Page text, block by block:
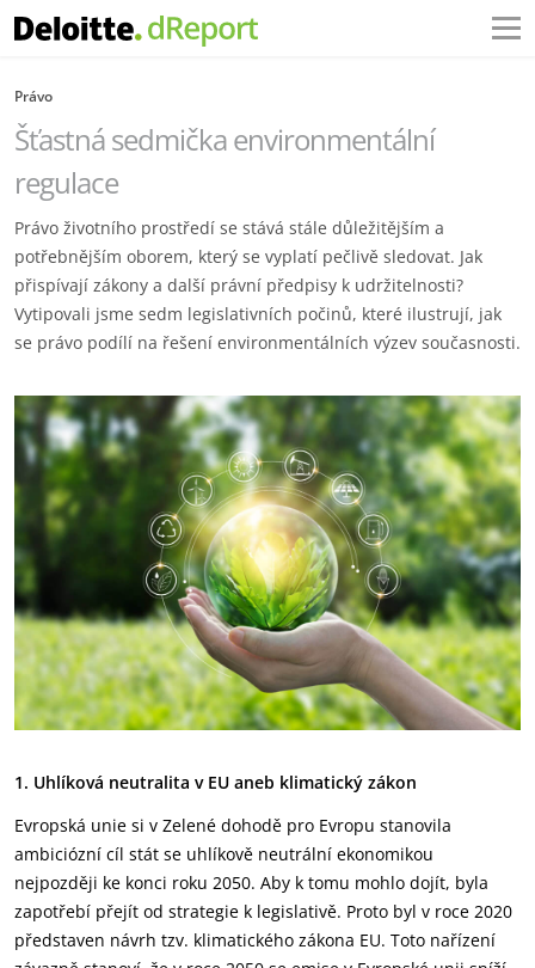
Právo
Šťastná sedmička environmentální
regulace
Právo životního prostředí se stává stále důležitějším a
potřebnějším oborem, který se vyplatí pečlivě sledovat. Jak
přispívají zákony a další právní předpisy k udržitelnosti?
Vytipovali jsme sedm legislativních počinů, které ilustrují, jak
se právo podílí na řešení environmentálních výzev současnosti.
1. Uhlíková neutralita v EU aneb klimatický zákon
Evropská unie si v Zelené dohodě pro Evropu stanovila
ambiciózní cíl stát se uhlíkově neutrální ekonomikou
nejpozději ke konci roku 2050. Aby k tomu mohlo dojít, byla
zapotřebí přejít od strategie k legislativě. Proto byl v roce 2020
představen návrh tzv. klimatického zákona EU. Toto nařízení